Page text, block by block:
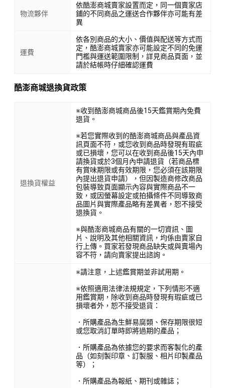
本產品係由供應商提供台灣本島(貨運一般區)免費商品運送
此(免費)服務範圍內！
物流夥伴
依酷澎商城賣家設置而定，同一個賣家店
鋪的不同商品之運送合作夥伴亦可能有差
異
運費
依各別商品的大小、價值與配送等方式而
定，酷澎商城賣家亦可能設定不同的免運
門檻與運送範圍限制，詳見商品頁面，並
請於結帳時仔細確認運費
酷澎商城退換貨政策
退換貨權益
※收到酷澎商城商品後15天鑑賞期內免費
退貨。
※若您實際收到的酷澎商城商品與產品資
訊頁面不符，或您收到商品時發現有瑕疵
或已損壞，您可以在收到商品後15天內申
請換貨或於3個月內申請退貨（若商品標
有賞味期限或有效期限，您必須在該期限
內提出退貨申請），但因製造商修改商品
包裝導致頁面顯示內容與實際商品不一
致，或因螢幕設定或拍攝條件不同導致商
品圖片與實際產品略有差異者，恕不接受
退換貨。
※與酷澎商城商品有關的一切資訊、圖
片、說明及其他相關資訊，均係由賣家自
行上傳。買家若發現商品缺失或與賣場內
容不符，請向賣家提出諮詢。
※請注意，上述鑑賞期並非試用期。
※依照適用法律法規規定，下列情形不適
用鑑賞期，除收到商品時發現有瑕疵或已
損壞者外，恕不接受退貨：
．所購產品為生鮮易腐類、保存期限很短
或您取消訂單時即將過期的產品；
．所購產品為依據您的要求而客製化的產
品（如刻製印章、訂製服、相片印製產品
等）；
．所購產品為報紙、期刊或雜誌；